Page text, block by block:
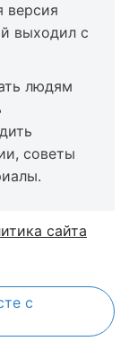
версия
выходил с
людям
советы
сайта
с